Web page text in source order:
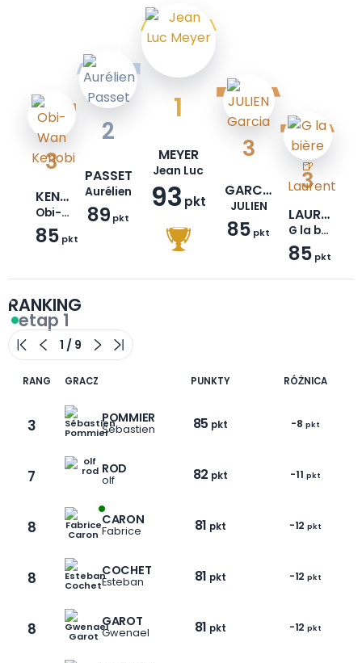
1
MEYER
Jean Luc
93 pkt
2
PASSET
Aurélien
89 pkt
3
GARCIA
JULIEN
85 pkt
3
KENOBI
Obi-Wan
85 pkt
3
LAURENT
G la bière🍺
85 pkt
RANKING
etap 1
RANG GRACZ PUNKTY RÓŻNICA
3 POMMIER
Sébastien 85 pkt -8 pkt
7 ROD
olf 82 pkt -11 pkt
8 CARON
Fabrice 81 pkt -12 pkt
8 COCHET
Esteban 81 pkt -12 pkt
8 GAROT
Gwenael 81 pkt -12 pkt